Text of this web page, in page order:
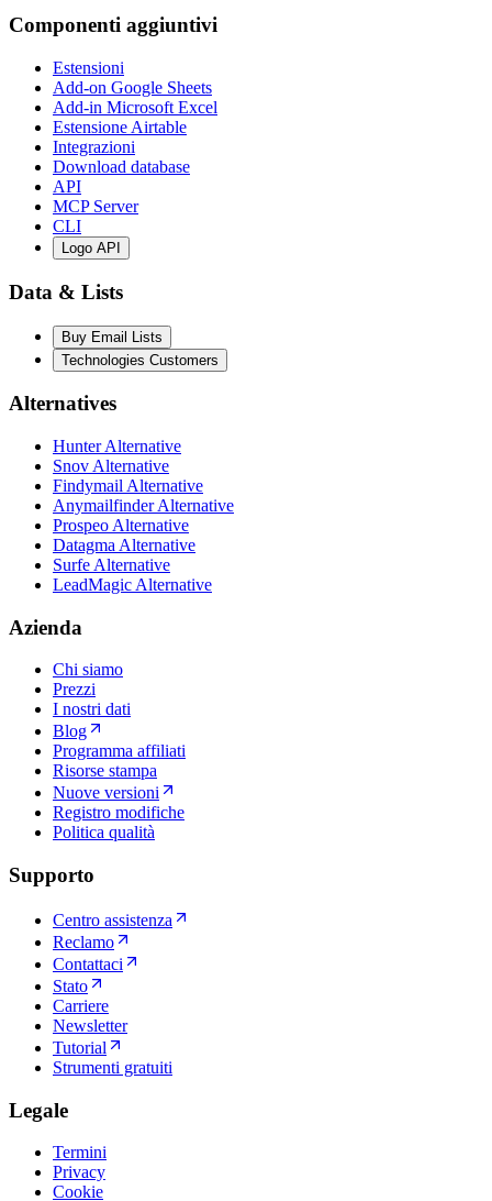
Componenti aggiuntivi
Estensioni
Add-on Google Sheets
Add-in Microsoft Excel
Estensione Airtable
Integrazioni
Download database
API
MCP Server
CLI
Logo API
Data & Lists
Buy Email Lists
Technologies Customers
Alternatives
Hunter Alternative
Snov Alternative
Findymail Alternative
Anymailfinder Alternative
Prospeo Alternative
Datagma Alternative
Surfe Alternative
LeadMagic Alternative
Azienda
Chi siamo
Prezzi
I nostri dati
Blog
Programma affiliati
Risorse stampa
Nuove versioni
Registro modifiche
Politica qualità
Supporto
Centro assistenza
Reclamo
Contattaci
Stato
Carriere
Newsletter
Tutorial
Strumenti gratuiti
Legale
Termini
Privacy
Cookie